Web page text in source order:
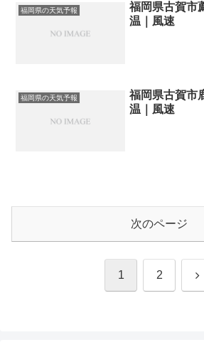
福岡県の天気予報
福岡県古賀市
温｜風速
福岡県の天気予報
福岡県古賀市
温｜風速
次のページ
1 2 次